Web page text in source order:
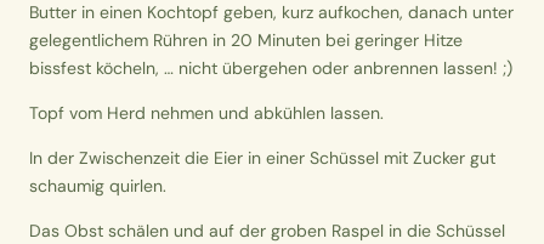
Butter in einen Kochtopf geben, kurz aufkochen, danach unter
gelegentlichem Rühren in 20 Minuten bei geringer Hitze
bissfest köcheln, … nicht übergehen oder anbrennen lassen! ;)
Topf vom Herd nehmen und abkühlen lassen.
In der Zwischenzeit die Eier in einer Schüssel mit Zucker gut
schaumig quirlen.
Das Obst schälen und auf der groben Raspel in die Schüssel